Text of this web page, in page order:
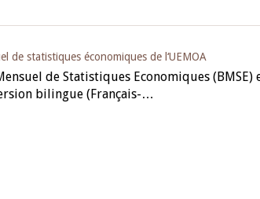
de statistiques économiques de l‘UEMOA
de Statistiques Economiques (BMSE)
bilingue (Français-…